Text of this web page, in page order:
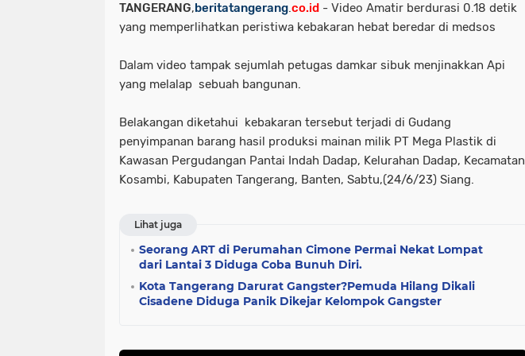
TANGERANG,beritatangerang.co.id - Video Amatir berdurasi 0.18 detik
yang memperlihatkan peristiwa kebakaran hebat beredar di medsos
Dalam video tampak sejumlah petugas damkar sibuk menjinakkan Api
yang melalap sebuah bangunan.
Belakangan diketahui kebakaran tersebut terjadi di Gudang
penyimpanan barang hasil produksi mainan milik PT Mega Plastik di
Kawasan Pergudangan Pantai Indah Dadap, Kelurahan Dadap, Kecamatan
Kosambi, Kabupaten Tangerang, Banten, Sabtu,(24/6/23) Siang.
Lihat juga
Seorang ART di Perumahan Cimone Permai Nekat Lompat
dari Lantai 3 Diduga Coba Bunuh Diri.
Kota Tangerang Darurat Gangster?Pemuda Hilang Dikali
Cisadene Diduga Panik Dikejar Kelompok Gangster